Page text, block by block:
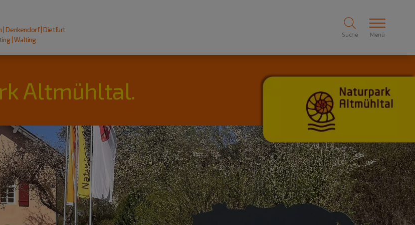
| Denkendorf | Dietfurt
| Walting
Suche Menü
Altmühltal.